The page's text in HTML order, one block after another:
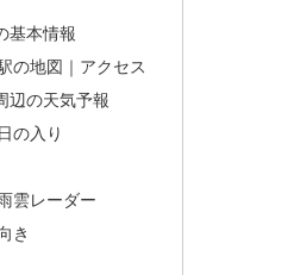
基本情報
の地図｜アクセス
辺の天気予報
の入り
雲レーダー
き